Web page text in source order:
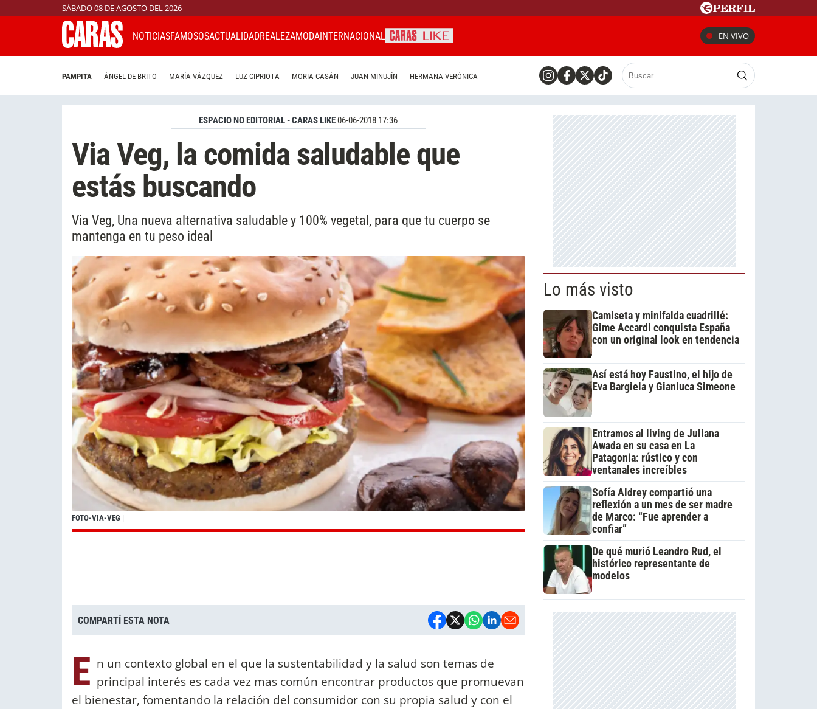
SÁBADO 08 DE AGOSTO DEL 2026
NOTICIASFAMOSOSACTUALIDADREALEZAMODAINTERNACIONAL EN VIVO
PAMPITA ÁNGEL DE BRITO MARÍA VÁZQUEZ LUZ CIPRIOTA MORIA CASÁN JUAN MINUJÍN HERMANA VERÓNICA
ESPACIO NO EDITORIAL - CARAS LIKE06-06-2018 17:36
Via Veg, la comida saludable que
estás buscando
Via Veg, Una nueva alternativa saludable y 100% vegetal, para que tu cuerpo se
mantenga en tu peso ideal
FOTO-VIA-VEG |
COMPARTÍ ESTA NOTA
E n un contexto global en el que la sustentabilidad y la salud son temas de
principal interés es cada vez mas común encontrar productos que promuevan
el bienestar, fomentando la relación del consumidor con su propia salud y con el
Lo más visto
Camiseta y minifalda cuadrillé:
Gime Accardi conquista España
con un original look en tendencia
Así está hoy Faustino, el hijo de
Eva Bargiela y Gianluca Simeone
Entramos al living de Juliana
Awada en su casa en La
Patagonia: rústico y con
ventanales increíbles
Sofía Aldrey compartió una
reflexión a un mes de ser madre
de Marco: “Fue aprender a
confiar”
De qué murió Leandro Rud, el
histórico representante de
modelos